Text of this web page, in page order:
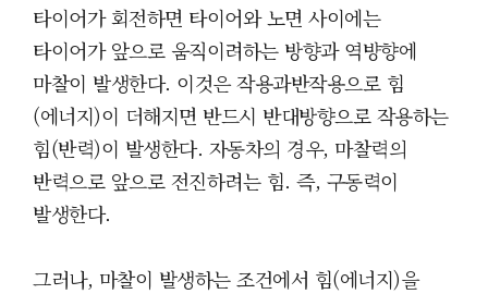
타이어가 회전하면 타이어와 노면 사이에는
타이어가 앞으로 움직이려하는 방향과 역뱡향에
마찰이 발생한다. 이것은 작용과반작용으로 힘
(에너지)이 더해지면 반드시 반대방향으로 작용하는
힘(반력)이 발생한다. 자동차의 경우, 마찰력의
반력으로 앞으로 전진하려는 힘. 즉, 구동력이
발생한다.
그러나, 마찰이 발생하는 조건에서 힘(에너지)을